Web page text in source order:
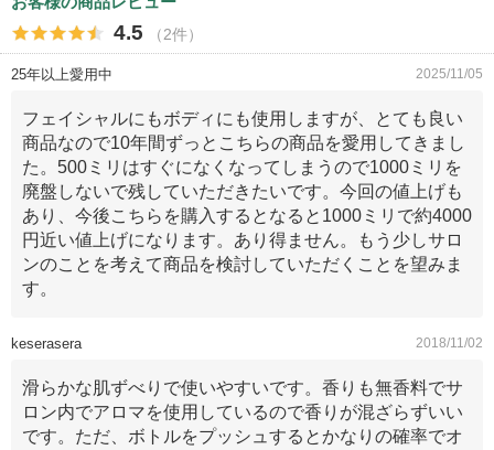
4.5 （2件）
25年以上愛用中 2025/11/05
フェイシャルにもボディにも使用しますが、とても良い
商品なので10年間ずっとこちらの商品を愛用してきまし
た。500ミリはすぐになくなってしまうので1000ミリを
廃盤しないで残していただきたいです。今回の値上げも
あり、今後こちらを購入するとなると1000ミリで約4000
円近い値上げになります。あり得ません。もう少しサロ
ンのことを考えて商品を検討していただくことを望みま
す。
keserasera 2018/11/02
滑らかな肌ずべりで使いやすいです。香りも無香料でサ
ロン内でアロマを使用しているので香りが混ざらずいい
です。ただ、ボトルをプッシュするとかなりの確率でオ